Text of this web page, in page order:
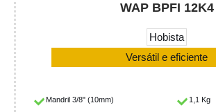
WAP BPFI 12K4
Hobista
Versátil e eficiente
Mandril 3/8" (10mm) 1,1 Kg